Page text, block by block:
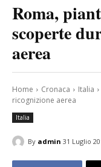
Roma,
scoperte
aerea
Home Cronaca Italia
ricognizione aerea
Italia
By admin 31 Luglio